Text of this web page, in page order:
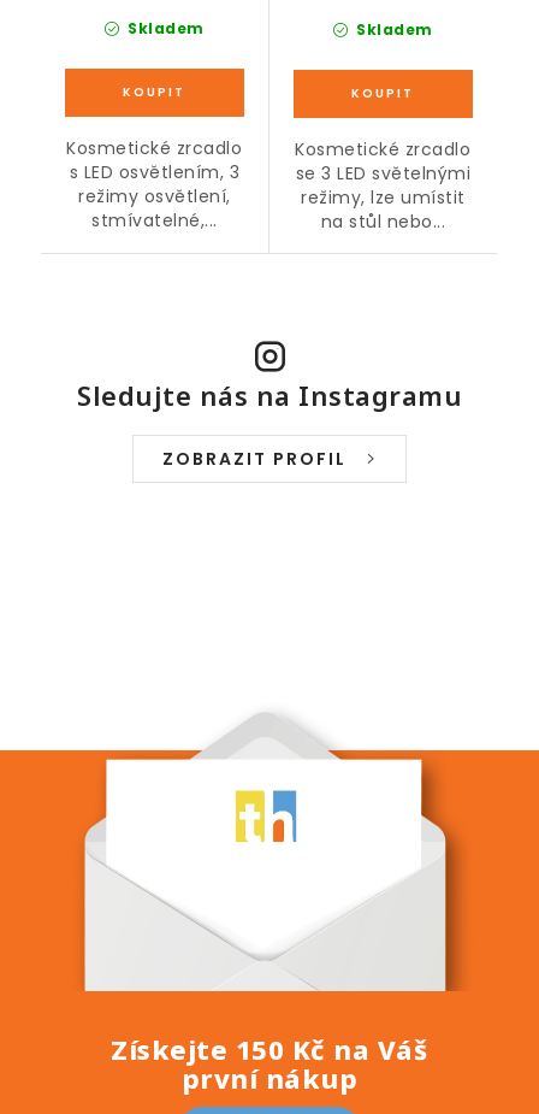
Skladem
Kosmetické zrcadlo
s LED osvětlením, 3
režimy osvětlení,
stmívatelné,...
Skladem
Kosmetické zrcadlo
se 3 LED světelnými
režimy, lze umístit
na stůl nebo...
Sledujte nás na Instagramu
ZOBRAZIT PROFIL
Získejte 150 Kč na Váš
první nákup